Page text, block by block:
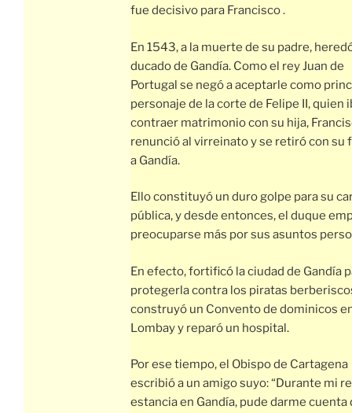
fue decisivo para Francisco .
En 1543, a la muerte de su padre,
ducado de Gandía. Como el rey Juan de
Portugal se negó a aceptarle como
personaje de la corte de Felipe II, quien
contraer matrimonio con su hija,
renunció al virreinato y se retiró con su
a Gandía.
Ello constituyó un duro golpe para su
pública, y desde entonces, el duque
preocuparse más por sus asuntos
En efecto, fortificó la ciudad de Gandía
protegerla contra los piratas
construyó un Convento de dominicos
Lombay y reparó un hospital.
Por ese tiempo, el Obispo de Cartagena
escribió a un amigo suyo: “Durante mi
estancia en Gandía, pude darme cuenta